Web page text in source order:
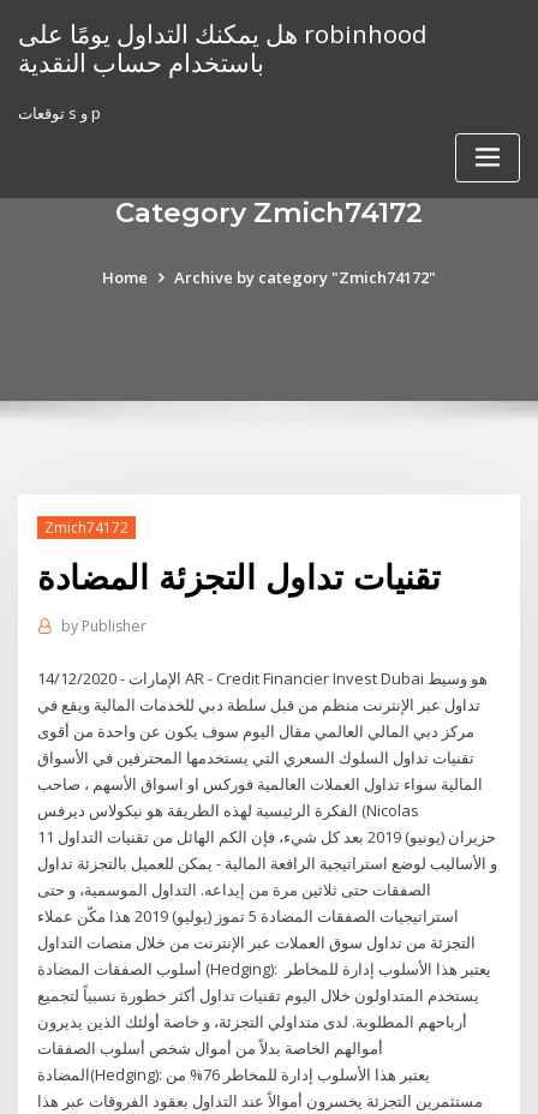
content
هل يمكنك التداول يومًا على robinhood
باستخدام حساب النقدية
توقعات s و p
Category Zmich74172
Home Archive by category "Zmich74172"
Zmich74172
تقنيات تداول التجزئة المضادة
by Publisher
14/12/2020 - الإمارات AR - Credit Financier Invest Dubai هو وسيط
تداول عبر الإنترنت منظم من قبل سلطة دبي للخدمات المالية ويقع في
مركز دبي المالي العالمي مقال اليوم سوف يكون عن واحدة من أقوى
تقنيات تداول السلوك السعري التي يستخدمها المحترفين في الأسواق
المالية سواء تداول العملات العالمية فوركس او اسواق الأسهم ، صاحب
الفكرة الرئيسية لهذه الطريقة هو نيكولاس ديرفس (Nicolas
11 حزيران (يونيو) 2019 بعد كل شيء، فإن الكم الهائل من تقنيات التداول
و الأساليب لوضع استراتيجية الرافعة المالية - يمكن للعميل بالتجزئة تداول
الصفقات حتى ثلاثين مرة من إيداعه. التداول الموسمية، و حتى
استراتيجيات الصفقات المضادة 5 تموز (يوليو) 2019 هذا مكّن عملاء
التجزئة من تداول سوق العملات عبر الإنترنت من خلال منصات التداول
أسلوب الصفقات المضادة (Hedging): يعتبر هذا الأسلوب إدارة للمخاطر
يستخدم المتداولون خلال اليوم تقنيات تداول أكثر خطورة نسبياً لتجميع
أرباحهم المطلوبة. لدى متداولي التجزئة، و خاصة أولئك الذين يديرون
أموالهم الخاصة بدلاً من أموال شخص أسلوب الصفقات
المضادة(Hedging): يعتبر هذا الأسلوب إدارة للمخاطر 76% من
مستثمرين التجزئة يخسرون أموالاً عند التداول بعقود الفروقات عبر هذا